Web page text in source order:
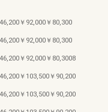
￥92,000￥80,300
￥92,000￥80,300
￥92,000￥80,3008
￥103,500￥90,200
￥103,500￥90,200